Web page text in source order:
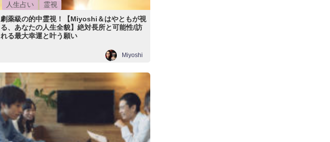
人生占い
霊視
劇薬級の的中霊視！【Miyoshi＆はやともが視
る、あなたの人生全貌】絶対長所と可能性/訪
れる最大幸運と叶う願い
Miyoshi